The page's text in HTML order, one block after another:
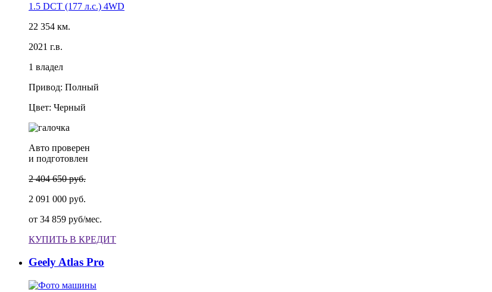
1.5 DCT (177 л.с.) 4WD
22 354 км.
2021 г.в.
1 владел
Привод: Полный
Цвет: Черный
Авто проверен
и подготовлен
2 404 650 руб.
2 091 000 руб.
от 34 859 руб/мес.
КУПИТЬ В КРЕДИТ
Geely Atlas Pro